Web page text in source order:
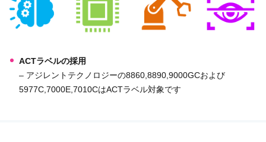
ACTラベルの採用
– アジレントテクノロジーの8860,8890,9000GCおよび
5977C,7000E,7010CはACTラベル対象です